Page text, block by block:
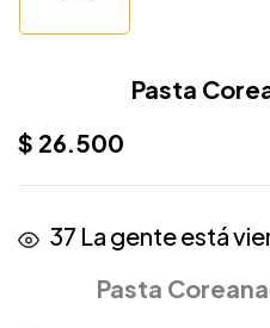
Pasta
$ 26.500
37 La gente está
Pasta